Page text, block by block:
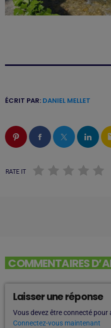
ÉCRIT PAR: DANIEL MELLET
RATE IT
COMMENTAIRES
Laisser une réponse
Vous devez être connecté
Connectez-vous maintenant